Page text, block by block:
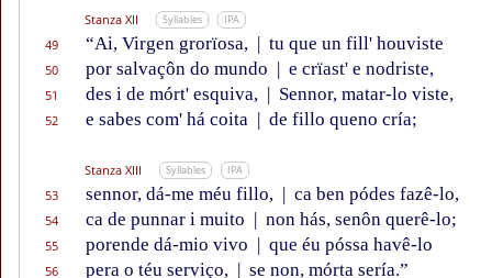
Stanza XII Syllables IPA
49 “Ai, Virgen grorïosa, | tu que un fill' houviste
50 por salvaçôn do mundo | e crïast' e nodriste,
51 des i de mórt' esquiva, | Sennor, matar-lo viste,
52 e sabes com' há coita | de fillo queno cría;
Stanza XIII Syllables IPA
53 sennor, dá-me méu fillo, | ca ben pódes fazê-lo,
54 ca de punnar i muito | non hás, senôn querê-lo;
55 porende dá-mio vivo | que éu póssa havê-lo
56 pera o téu serviço, | se non, mórta sería.”